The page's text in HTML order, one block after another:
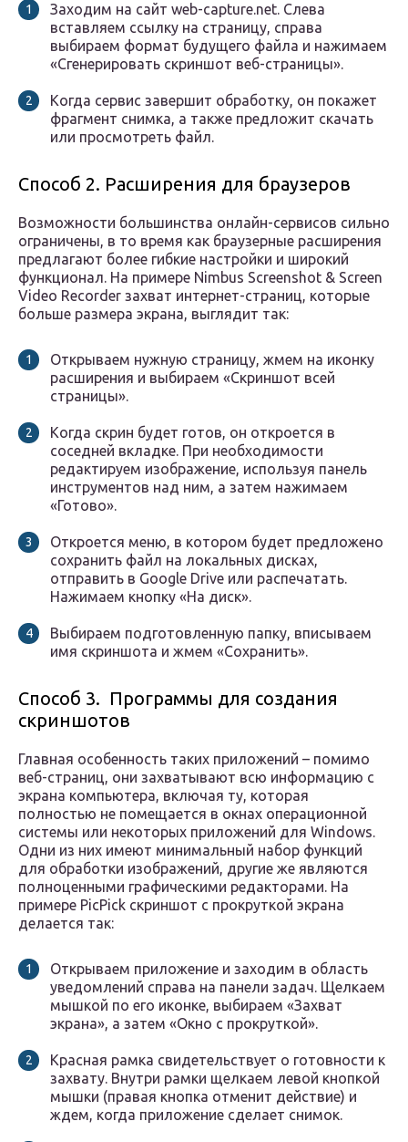
Заходим на сайт web-capture.net. Слева
вставляем ссылку на страницу, справа
выбираем формат будущего файла и нажимаем
«Сгенерировать скриншот веб-страницы».
Когда сервис завершит обработку, он покажет
фрагмент снимка, а также предложит скачать
или просмотреть файл.
Способ 2. Расширения для браузеров
Возможности большинства онлайн-сервисов сильно
ограничены, в то время как браузерные расширения
предлагают более гибкие настройки и широкий
функционал. На примере Nimbus Screenshot & Screen
Video Recorder захват интернет-страниц, которые
больше размера экрана, выглядит так:
Открываем нужную страницу, жмем на иконку
расширения и выбираем «Скриншот всей
страницы».
Когда скрин будет готов, он откроется в
соседней вкладке. При необходимости
редактируем изображение, используя панель
инструментов над ним, а затем нажимаем
«Готово».
Откроется меню, в котором будет предложено
сохранить файл на локальных дисках,
отправить в Google Drive или распечатать.
Нажимаем кнопку «На диск».
Выбираем подготовленную папку, вписываем
имя скриншота и жмем «Сохранить».
Способ 3. Программы для создания
скриншотов
Главная особенность таких приложений – помимо
веб-страниц, они захватывают всю информацию с
экрана компьютера, включая ту, которая
полностью не помещается в окнах операционной
системы или некоторых приложений для Windows.
Одни из них имеют минимальный набор функций
для обработки изображений, другие же являются
полноценными графическими редакторами. На
примере PicPick скриншот с прокруткой экрана
делается так:
Открываем приложение и заходим в область
уведомлений справа на панели задач. Щелкаем
мышкой по его иконке, выбираем «Захват
экрана», а затем «Окно с прокруткой».
Красная рамка свидетельствует о готовности к
захвату. Внутри рамки щелкаем левой кнопкой
мышки (правая кнопка отменит действие) и
ждем, когда приложение сделает снимок.